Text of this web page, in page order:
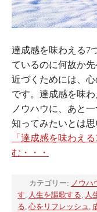
達成感を味わえる7
ているのに何故か
近づくためには、
です。達成感を味
ノウハウに、あと
知ってみたいとは
「達成感を味わえ
む・・・
カテゴリー: ノウハ
す, 人生を謳歌する, 人
る, 心をリフレッシュ ,